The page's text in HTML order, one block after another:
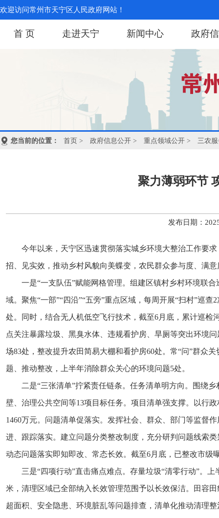
欢迎访问常州市天宁区人民政府网站！
首 页 走进天宁 新闻中心 政府
您当前的位置： 首页 > 政府信息公开 > 重点领域公开 > 三农
聚力薄弱环节
发布日期：
今年以来，天宁区迅速贯彻落实城乡环境大整治工作要
招、见实效，推动乡村风貌向美蝶变，农民群众参与度、满
一是“一支队伍”赋能网格管理。组建区镇村乡村环境联
域。聚焦“一部”“四沿”“五旁”重点区域，每周开展“扫村”巡
处。同时，结合无人机低空飞行技术， 截至6月底， 累计巡检
点关注暴露垃圾、黑臭水体、违规看护房、旱厕等突出环境
场83处，整改提升农田简易大棚和看护房60处。常“问”群众
题、推动整改，上半年消除群众关心的环境问题5处。
二是“三张清单”拧紧责任链条。任务清单明方向。围绕
壁、治理公共空间等13项目标任务。项目清单强支撑。以行
1460万元。问题清单促落实。发挥社会、群众、部门等监督
进、跟踪落实。建立问题分类整改制度，充分研判问题线索
动态问题落实即知即改、常态长效。 截至6月底， 已整改市级
三是“四项行动”直击痛点难点。存量垃圾“清零行动”。
米，清理区域已全部纳入长效管理范围予以长效保洁。田容
超面积、安全隐患、环境脏乱等问题排查，清单化推动清理整